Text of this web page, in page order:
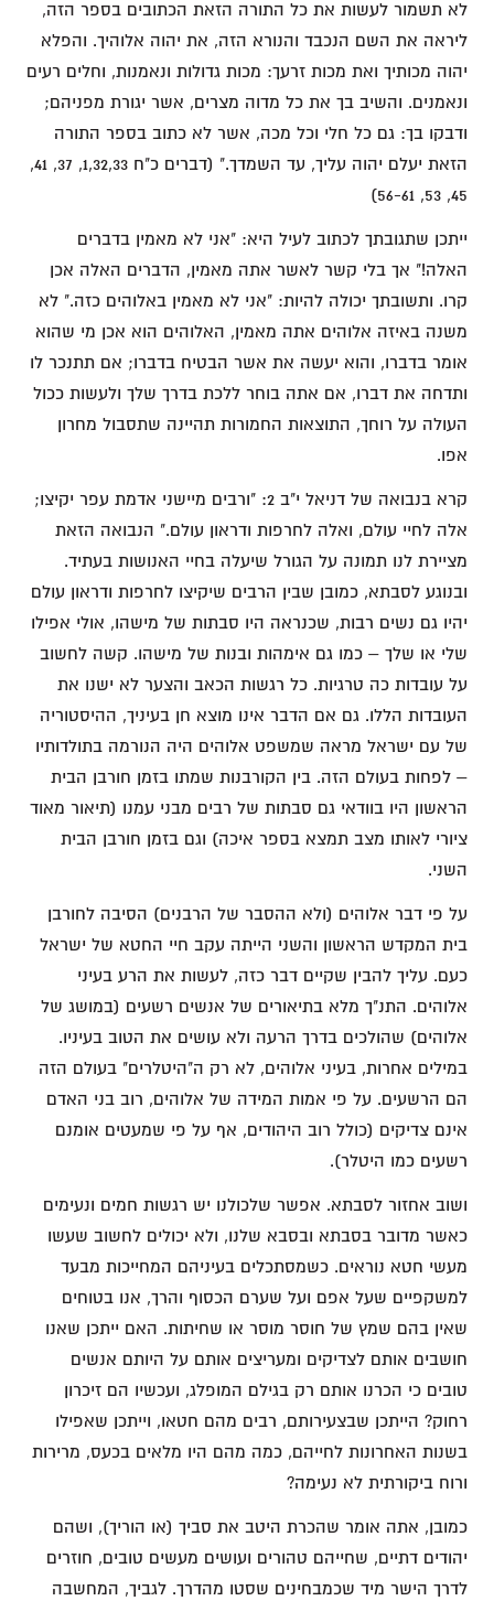
לא תשמור לעשות את כל התורה הזאת הכתובים בספר הזה,
ליראה את השם הנכבד והנורא הזה, את יהוה אלוהיך. והפלא
יהוה מכותיך ואת מכות זרעך: מכות גדולות ונאמנות, וחלים רעים
ונאמנים. והשיב בך את כל מדוה מצרים, אשר יגורת מפניהם;
ודבקו בך: גם כל חלי וכל מכה, אשר לא כתוב בספר התורה
הזאת יעלם יהוה עליך, עד השמדך." (דברים כ"ח 1,32,33, 37, 41,
45, 53, 56-61)
ייתכן שתגובתך לכתוב לעיל היא: "אני לא מאמין בדברים
האלה!" אך בלי קשר לאשר אתה מאמין, הדברים האלה אכן
קרו. ותשובתך יכולה להיות: "אני לא מאמין באלוהים כזה." לא
משנה באיזה אלוהים אתה מאמין, האלוהים הוא אכן מי שהוא
אומר בדברו, והוא יעשה את אשר הבטיח בדברו; אם תתנכר לו
ותדחה את דברו, אם אתה בוחר ללכת בדרך שלך ולעשות ככול
העולה על רוחך, התוצאות החמורות תהיינה שתסבול מחרון
אפו.
קרא בנבואה של דניאל י"ב 2: "ורבים מיישני אדמת עפר יקיצו;
אלה לחיי עולם, ואלה לחרפות ודראון עולם." הנבואה הזאת
מציירת לנו תמונה על הגורל שיעלה בחיי האנושות בעתיד.
ובנוגע לסבתא, כמובן שבין הרבים שיקיצו לחרפות ודראון עולם
יהיו גם נשים רבות, שכנראה היו סבתות של מישהו, אולי אפילו
שלי או שלך – כמו גם אימהות ובנות של מישהו. קשה לחשוב
על עובדות כה טרגיות. כל רגשות הכאב והצער לא ישנו את
העובדות הללו. גם אם הדבר אינו מוצא חן בעיניך, ההיסטוריה
של עם ישראל מראה שמשפט אלוהים היה הנורמה בתולדותיו
– לפחות בעולם הזה. בין הקורבנות שמתו בזמן חורבן הבית
הראשון היו בוודאי גם סבתות של רבים מבני עמנו (תיאור מאוד
ציורי לאותו מצב תמצא בספר איכה) וגם בזמן חורבן הבית
השני.
על פי דבר אלוהים (ולא ההסבר של הרבנים) הסיבה לחורבן
בית המקדש הראשון והשני הייתה עקב חיי החטא של ישראל
כעם. עליך להבין שקיים דבר כזה, לעשות את הרע בעיני
אלוהים. התנ"ך מלא בתיאורים של אנשים רשעים (במושג של
אלוהים) שהולכים בדרך הרעה ולא עושים את הטוב בעיניו.
במילים אחרות, בעיני אלוהים, לא רק ה"היטלרים" בעולם הזה
הם הרשעים. על פי אמות המידה של אלוהים, רוב בני האדם
אינם צדיקים (כולל רוב היהודים, אף על פי שמעטים אומנם
רשעים כמו היטלר).
ושוב אחזור לסבתא. אפשר שלכולנו יש רגשות חמים ונעימים
כאשר מדובר בסבתא ובסבא שלנו, ולא יכולים לחשוב שעשו
מעשי חטא נוראים. כשמסתכלים בעיניהם המחייכות מבעד
למשקפיים שעל אפם ועל שערם הכסוף והרך, אנו בטוחים
שאין בהם שמץ של חוסר מוסר או שחיתות. האם ייתכן שאנו
חושבים אותם לצדיקים ומעריצים אותם על היותם אנשים
טובים כי הכרנו אותם רק בגילם המופלג, ועכשיו הם זיכרון
רחוק? הייתכן שבצעירותם, רבים מהם חטאו, וייתכן שאפילו
בשנות האחרונות לחייהם, כמה מהם היו מלאים בכעס, מרירות
ורוח ביקורתית לא נעימה?
כמובן, אתה אומר שהכרת היטב את סביך (או הוריך), ושהם
יהודים דתיים, שחייהם טהורים ועושים מעשים טובים, חוזרים
לדרך הישר מיד שכמבחינים שסטו מהדרך. לגביך, המחשבה